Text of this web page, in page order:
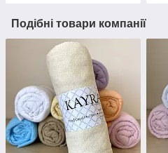
Подібні товари компанії